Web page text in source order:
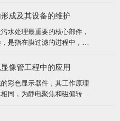
持续增长，彩管工厂已成了
。与电子工业其它领域一
需要纯度高、需量大的纯
车间使用的纯水，排出时都
留言